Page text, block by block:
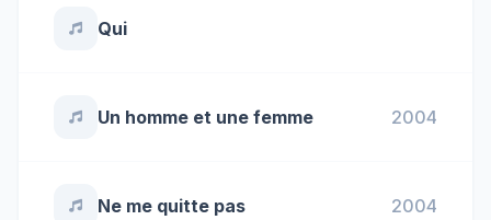
Qui
Un homme et une femme 2004
Ne me quitte pas 2004